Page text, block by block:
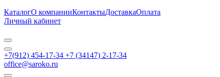
КаталогО компанииКонтактыДоставкаОплата
Личный кабинет
+7(912) 454-17-34 +7 (34147) 2-17-34
office@saroko.ru